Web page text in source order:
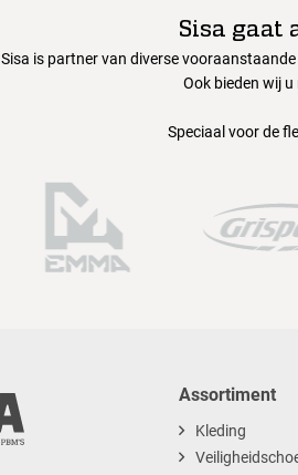
Sisa gaat
Sisa is partner van diverse
Ook bieden wij
Speciaal voor de
Assortiment
Kleding